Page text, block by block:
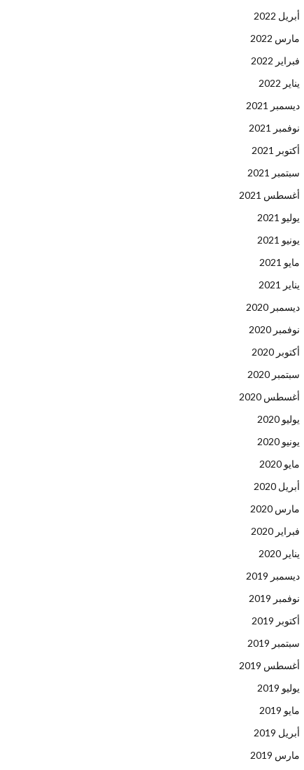
أبريل 2022
مارس 2022
فبراير 2022
يناير 2022
ديسمبر 2021
نوفمبر 2021
أكتوبر 2021
سبتمبر 2021
أغسطس 2021
يوليو 2021
يونيو 2021
مايو 2021
يناير 2021
ديسمبر 2020
نوفمبر 2020
أكتوبر 2020
سبتمبر 2020
أغسطس 2020
يوليو 2020
يونيو 2020
مايو 2020
أبريل 2020
مارس 2020
فبراير 2020
يناير 2020
ديسمبر 2019
نوفمبر 2019
أكتوبر 2019
سبتمبر 2019
أغسطس 2019
يوليو 2019
مايو 2019
أبريل 2019
مارس 2019